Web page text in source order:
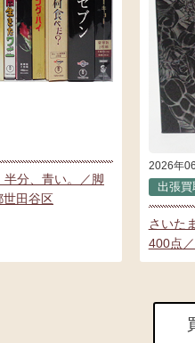
分、青い。／脚
世田谷区
2026年
出張買
さいた
400点